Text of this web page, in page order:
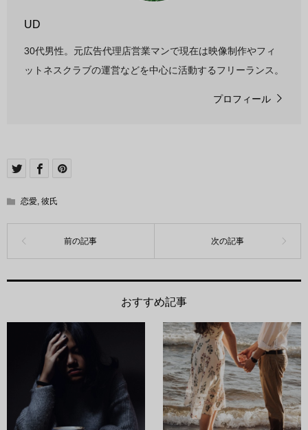
UD
30代男性。元広告代理店営業マンで現在は映像制作やフィ
ットネスクラブの運営などを中心に活動するフリーランス。
プロフィール
恋愛, 彼氏
おすすめ記事